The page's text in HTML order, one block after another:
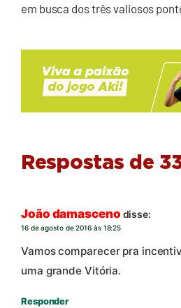
em busca dos três valiosos
Respostas de
João damasceno disse:
16 de agosto de 2016 às 18:25
Vamos comparecer pra
uma grande Vitória.
Responder